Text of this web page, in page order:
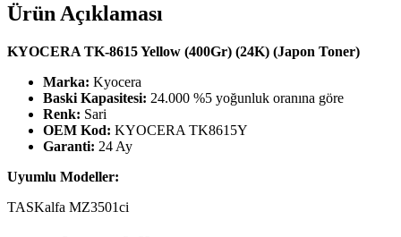
Ürün Açıklaması
KYOCERA TK-8615 Yellow (400Gr) (24K) (Japon Toner)
Marka: Kyocera
Baski Kapasitesi: 24.000 %5 yoğunluk oranına göre
Renk: Sari
OEM Kod: KYOCERA TK8615Y
Garanti: 24 Ay
Uyumlu Modeller:
TASKalfa MZ3501ci